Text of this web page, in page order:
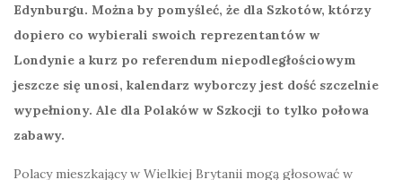
Edynburgu. Można by pomyśleć, że dla Szkotów, którzy
dopiero co wybierali swoich reprezentantów w
Londynie a kurz po referendum niepodległościowym
jeszcze się unosi, kalendarz wyborczy jest dość szczelnie
wypełniony. Ale dla Polaków w Szkocji to tylko połowa
zabawy.
Polacy mieszkający w Wielkiej Brytanii mogą głosować w